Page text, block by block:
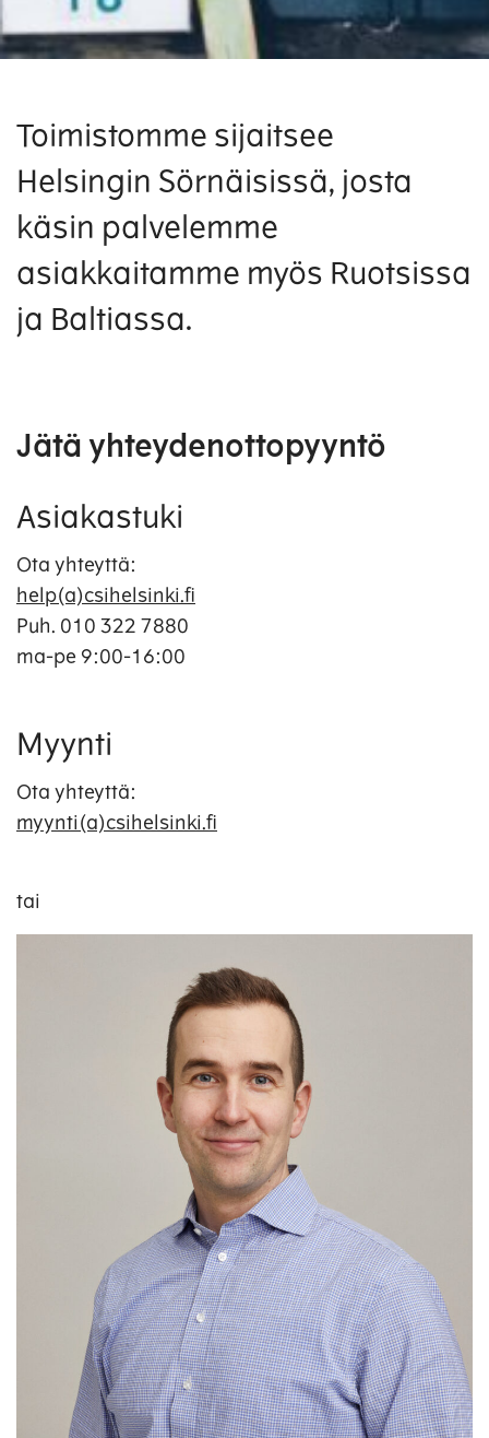
Toimistomme sijaitsee
Helsingin Sörnäisissä, josta
käsin palvelemme
asiakkaitamme myös Ruotsissa
ja Baltiassa.
Jätä yhteydenottopyyntö
Asiakastuki
Ota yhteyttä:
help(a)csihelsinki.fi
Puh. 010 322 7880
ma-pe 9:00-16:00
Myynti
Ota yhteyttä:
myynti(a)csihelsinki.fi
tai